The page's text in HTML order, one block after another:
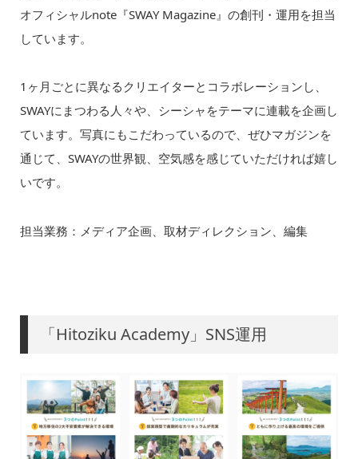
オフィシャルnote『SWAY Magazine』の創刊・運用を担当
しています。
1ヶ月ごとに異なるクリエイターとコラボレーションし、
SWAYにまつわる人々や、シーシャをテーマに連載を企画し
ています。写真にもこだわっているので、ぜひマガジンを
通じて、SWAYの世界観、空気感を感じていただければ嬉し
いです。
担当業務：メディア企画、取材ディレクション、編集
「Hitoziku Academy」SNS運用